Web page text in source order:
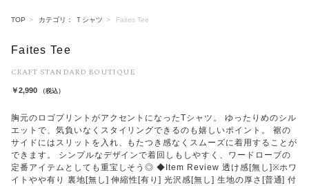
TOP カテゴリ： Ｔシャツ Faites Tee
Faites Tee
CRAFT STANDARD BOUTIQUE
￥2,990 （税込）
胸元のロゴプリントがアクセントになったTシャツ。 ゆったりめのシル
エットで、気負いなくスタイリングできるのも嬉しいポイント。 裾の
サイドにはスリットを入れ、もたつき感なくスムーズに着用することが
できます。 シンプルなデザインで着回しもしやすく、ワードローブの
定番アイテムとしても重宝しそう◎ ◆Item Review 透け感[無し]※ホワ
イトやや有り 裏地[無し] 伸縮性[有り] 光沢感[無し] 生地の厚さ[普通] 付